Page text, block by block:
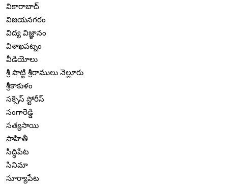
వికారాబాద్
విజయనగరం
విద్య విజ్ఞానం
విశాఖపట్నం
వీడియోలు
శ్రీ పొట్టి శ్రీరాములు నెల్లూరు
శ్రీకాకుళం
సక్సెస్ స్టోరీస్
సంగారెడ్డి
సత్యసాయి
సాహితీ
సిద్ధిపేట
సినిమా
సూర్యాపేట